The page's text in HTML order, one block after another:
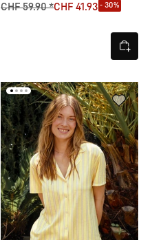
CHF 59.90 *CHF 41.93 - 30%